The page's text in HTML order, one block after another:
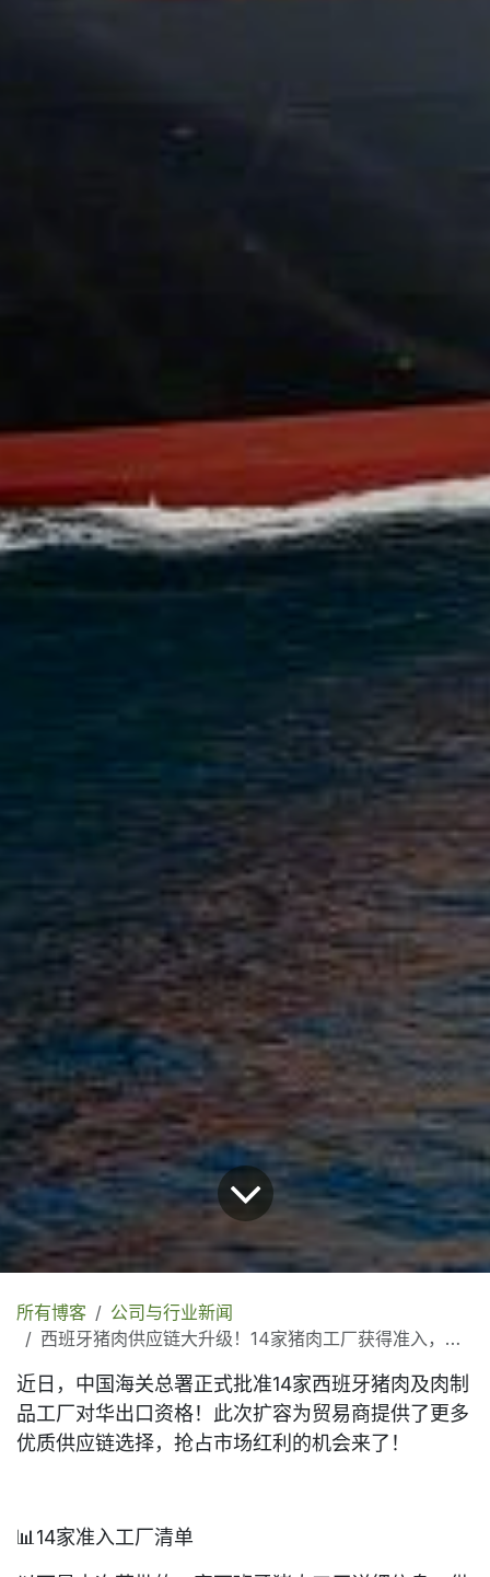
所有博客
公司与行业新闻
西班牙猪肉供应链大升级！14家猪肉工厂获得准入，快速抢占先机！
近日，中国海关总署正式批准14家西班牙猪肉及肉制
品工厂对华出口资格！此次扩容为贸易商提供了更多
优质供应链选择，抢占市场红利的机会来了！
📊14家准入工厂清单